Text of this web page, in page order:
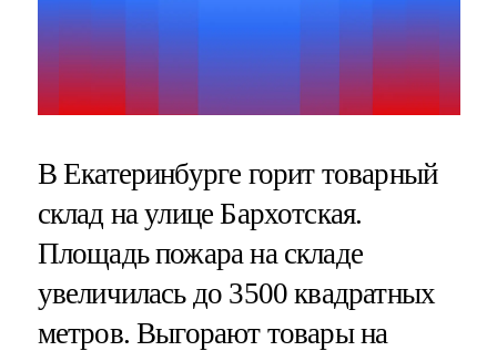
В Екатеринбурге горит товарный
склад на улице Бархотская.
Площадь пожара на складе
увеличилась до 3500 квадратных
метров. Выгорают товары на